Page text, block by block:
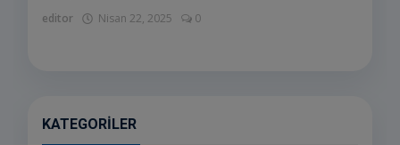
editor Nisan 22, 2025 0
KATEGORILER